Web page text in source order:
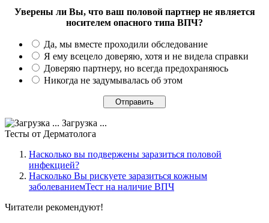
Уверены ли Вы, что ваш половой партнер не является
носителем опасного типа ВПЧ?
Да, мы вместе проходили обследование
Я ему всецело доверяю, хотя и не видела справки
Доверяю партнеру, но всегда предохраняюсь
Никогда не задумывалась об этом
Загрузка ...
Тесты от Дерматолога
Насколько вы подвержены заразиться половой
инфекцией?
Насколько Вы рискуете заразиться кожным
заболеваниемТест на наличие ВПЧ
Читатели рекомендуют!